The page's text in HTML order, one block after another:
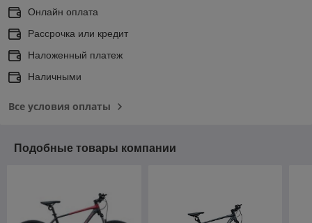
Онлайн оплата
Рассрочка или кредит
Наложенный платеж
Наличными
Все условия оплаты
Подобные товары компании